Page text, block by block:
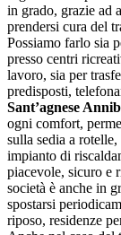
in grado, grazie ad
prendersi cura del
Possiamo farlo sia
presso centri
lavoro, sia per
predisposti,
Sant’agnese
ogni comfort,
sulla sedia a
impianto di
piacevole, sicuro e
società è anche in
spostarsi
riposo, residenze